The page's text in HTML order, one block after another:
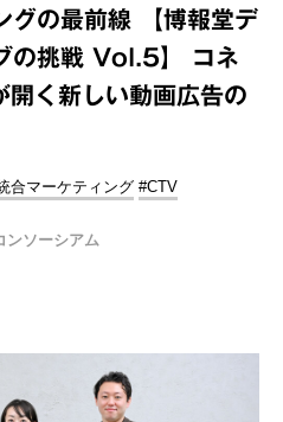
グの最前線 【博報堂デ
の挑戦 Vol.5】 コネ
く新しい動画広告の
合マーケティング #CTV
ンソーシアム